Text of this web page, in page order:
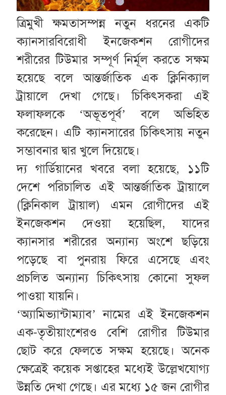
ত্রিমুখী ক্ষমতাসম্পন্ন নতুন ধরনের একটি
ক্যানসারবিরোধী ইনজেকশন রোগীদের
শরীরের টিউমার সম্পূর্ণ নির্মূল করতে সক্ষম
হয়েছে বলে আন্তর্জাতিক এক ক্লিনিক্যাল
ট্রায়ালে দেখা গেছে। চিকিৎসকরা এই
ফলাফলকে ‘অভূতপূর্ব’ বলে অভিহিত
করেছেন। এটি ক্যানসারের চিকিৎসায় নতুন
সম্ভাবনার দ্বার খুলে দিয়েছে।
দ্য গার্ডিয়ানের খবরে বলা হয়েছে, ১১টি
দেশে পরিচালিত এই আন্তর্জাতিক ট্রায়ালে
(ক্লিনিকাল ট্রায়াল) এমন রোগীদের এই
ইনজেকশন দেওয়া হয়েছিল, যাদের
ক্যানসার শরীরের অন্যান্য অংশে ছড়িয়ে
পড়েছে বা পুনরায় ফিরে এসেছে এবং
প্রচলিত অন্যান্য চিকিৎসায় কোনো সুফল
পাওয়া যায়নি।
‘অ্যামিভ্যান্টাম্যাব’ নামের এই ইনজেকশন
এক-তৃতীয়াংশেরও বেশি রোগীর টিউমার
ছোট করে ফেলতে সক্ষম হয়েছে। অনেক
ক্ষেত্রেই কয়েক সপ্তাহের মধ্যেই উল্লেখযোগ্য
উন্নতি দেখা গেছে। এর মধ্যে ১৫ জন রোগীর